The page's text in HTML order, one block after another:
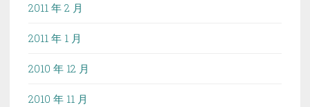
2011 年 2 月
2011 年 1 月
2010 年 12 月
2010 年 11 月